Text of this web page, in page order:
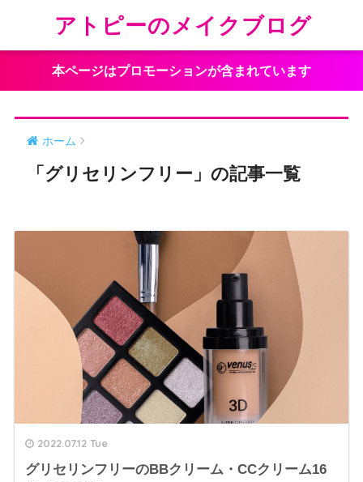
アトピーのメイクブログ
本ページはプロモーションが含まれています
ホーム
「グリセリンフリー」の記事一覧
2022.07.12 Tue
グリセリンフリーのBBクリーム・CCクリーム16